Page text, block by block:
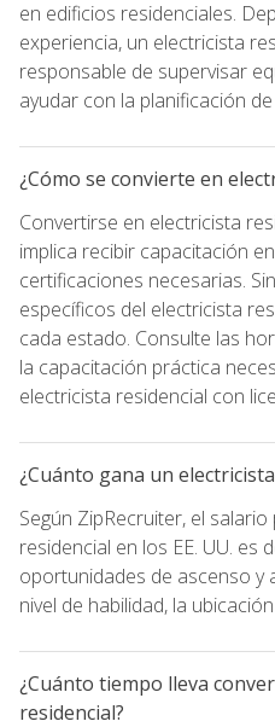
en edificios residenciales.
experiencia, un electricista
responsable de supervisar
ayudar con la planificación
¿Cómo se convierte en
Convertirse en electricista
implica recibir capacitación
certificaciones necesarias.
específicos del electricista
cada estado. Consulte las
la capacitación práctica
electricista residencial con
¿Cuánto gana un
Según ZipRecruiter, el
residencial en los EE. UU. es
oportunidades de ascenso y
nivel de habilidad, la
¿Cuánto tiempo lleva
residencial?